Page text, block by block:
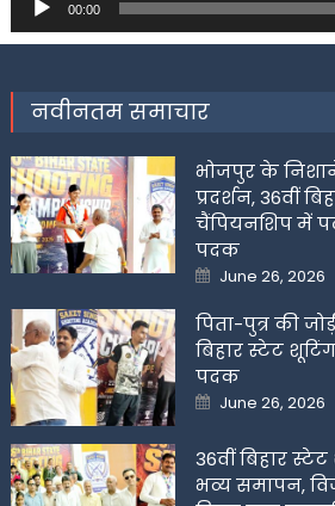
00:00
नवीनतम समाचार
भोजपुर के
प्रदर्शन, 36वीं
चैंपियनशिप में
पदक
Posted
on
June 26, 2026
पिता-पुत्र की
बिहार स्टेट
पदक
Posted
on
June 26, 2026
36वीं बिहार
भव्य समापन,